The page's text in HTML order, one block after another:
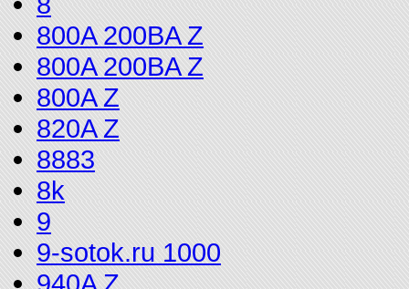
800A 200BA Z
800A 200BA Z
800A Z
820A Z
8883
8k
9
9-sotok.ru 1000